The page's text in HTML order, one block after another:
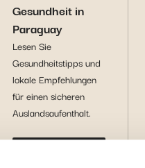
Gesundheit in
Paraguay
Lesen Sie
Gesundheitstipps und
lokale Empfehlungen
für einen sicheren
Auslandsaufenthalt.